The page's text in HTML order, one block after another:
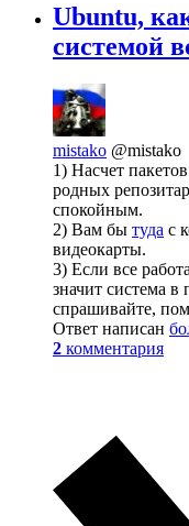
Ubuntu,
системой
mistako @mistako
1) Насчет
родных
спокойным.
2) Вам бы туда с
видеокарты.
3) Если все
значит система
спрашивайте,
Ответ написан
2 комментария